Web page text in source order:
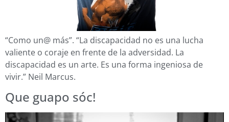
“Como un@ más”. “La discapacidad no es una lucha
valiente o coraje en frente de la adversidad. La
discapacidad es un arte. Es una forma ingeniosa de
vivir.” Neil Marcus.
Que guapo sóc!